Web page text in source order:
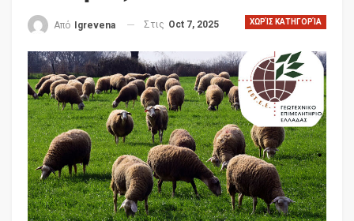
ΧΩΡΊΣ ΚΑΤΗΓΟΡΊΑ
Από Igrevena Στις Oct 7, 2025